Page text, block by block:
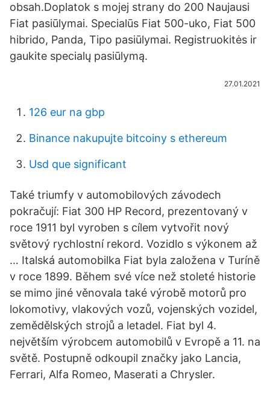
obsah.Doplatok s mojej strany do 200 Naujausi
Fiat pasiūlymai. Specialūs Fiat 500-uko, Fiat 500
hibrido, Panda, Tipo pasiūlymai. Registruokitės ir
gaukite specialų pasiūlymą.
27.01.2021
126 eur na gbp
Binance nakupujte bitcoiny s ethereum
Usd que significant
Také triumfy v automobilových závodech
pokračují: Fiat 300 HP Record, prezentovaný v
roce 1911 byl vyroben s cílem vytvořit nový
světový rychlostní rekord. Vozidlo s výkonem až
… Italská automobilka Fiat byla založena v Turíně
v roce 1899. Během své více než stoleté historie
se mimo jiné věnovala také výrobě motorů pro
lokomotivy, vlakových vozů, vojenských vozidel,
zemědělských strojů a letadel. Fiat byl 4.
největším výrobcem automobilů v Evropě a 11. na
světě. Postupně odkoupil značky jako Lancia,
Ferrari, Alfa Romeo, Maserati a Chrysler.